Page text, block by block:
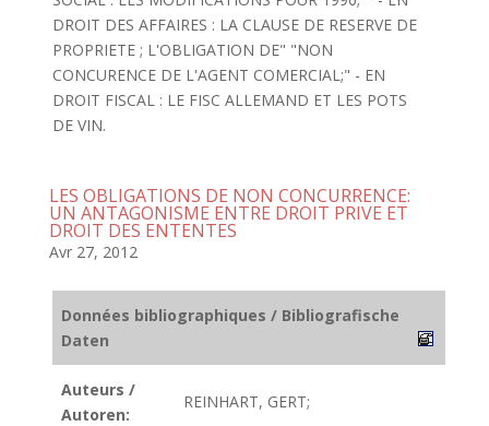
DROIT DES AFFAIRES : LA CLAUSE DE RESERVE DE
PROPRIETE ; L'OBLIGATION DE" "NON
CONCURENCE DE L'AGENT COMERCIAL;" - EN
DROIT FISCAL : LE FISC ALLEMAND ET LES POTS
DE VIN.
LES OBLIGATIONS DE NON CONCURRENCE:
UN ANTAGONISME ENTRE DROIT PRIVE ET
DROIT DES ENTENTES
Avr 27, 2012
Données bibliographiques / Bibliografische
Daten
Auteurs /
Autoren:
REINHART, GERT;